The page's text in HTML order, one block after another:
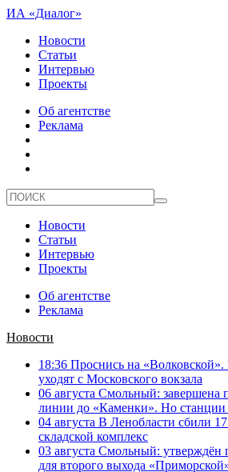
ИА «Диалог»
Новости
Статьи
Интервью
Проекты
Об агентстве
Реклама
Новости
Статьи
Интервью
Проекты
Об агентстве
Реклама
Новости
18:36 Проснись на
уходят с Московского вокзала
06 августа Смольный: завершена
линии до «Каменки». Но станции
04 августа В Ленобласти сбили
складской комплекс
03 августа Смольный: утверждён
для второго выхода